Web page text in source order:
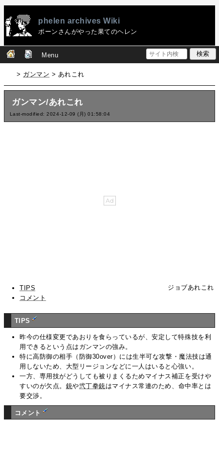
phelen archives Wiki
ポーンさんがやった果てのヘレン
Menu
> ガンマン > あれこれ
ガンマン/あれこれ
Last-modified: 2024-12-09 (月) 01:58:04
TIPS
コメント
ジョブあれこれ
TIPS
昨今の仕様変更であおりを食らっているが、安定して特殊技を利
用できるという点はガンマンの強み。
特に高防御の相手（防御30over）には生半可な攻撃・魔法技は通
用しないため、大型リージョンなどに一人はいると心強い。
一方、専用技がどうしても被りまくるためマイナス補正を受けや
すいのが欠点。 銃や弐丁拳銃はマイナス常連のため、命中率とは
要交渉。
コメント